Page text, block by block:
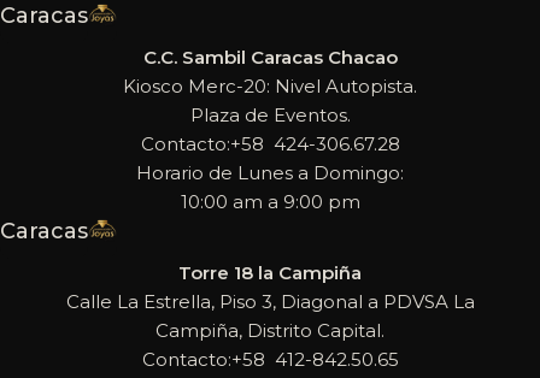
Caracas
C.C. Sambil Caracas Chacao
Kiosco Merc-20: Nivel Autopista.
Plaza de Eventos.
Contacto:+58 424-306.67.28
Horario de Lunes a Domingo:
10:00 am a 9:00 pm
Caracas
Torre 18 la Campiña
Calle La Estrella, Piso 3, Diagonal a PDVSA La
Campiña, Distrito Capital.
Contacto:+58 412-842.50.65